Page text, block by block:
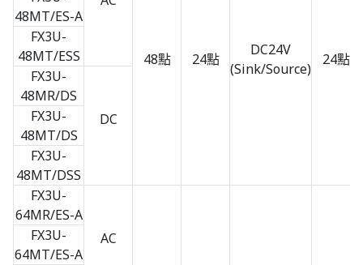
48點 24點
DC24V
(Sink/Source)
24點
48MT/ES-A
FX3U-
48MT/ESS
FX3U-
48MR/DS
DC
FX3U-
48MT/DS
FX3U-
48MT/DSS
FX3U-
64MR/ES-A
AC
FX3U-
64MT/ES-A